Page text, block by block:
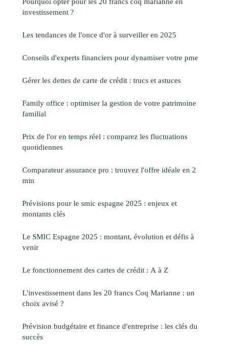
investissement ?
Les tendances de l'once d'or à surveiller en 2025
Conseils d'experts financiers pour dynamiser votre pme
Gérer les dettes de carte de crédit : trucs et astuces
Family office : optimiser la gestion de votre patrimoine
familial
Prix de l'or en temps réel : comparez les fluctuations
quotidiennes
Comparateur assurance pro : trouvez l'offre idéale en 2
min
Prévisions pour le smic espagne 2025 : enjeux et
montants clés
Le SMIC Espagne 2025 : montant, évolution et défis à
venir
Le fonctionnement des cartes de crédit : A à Z
L'investissement dans les 20 francs Coq Marianne : un
choix avisé ?
Prévision budgétaire et finance d'entreprise : les clés du
succès